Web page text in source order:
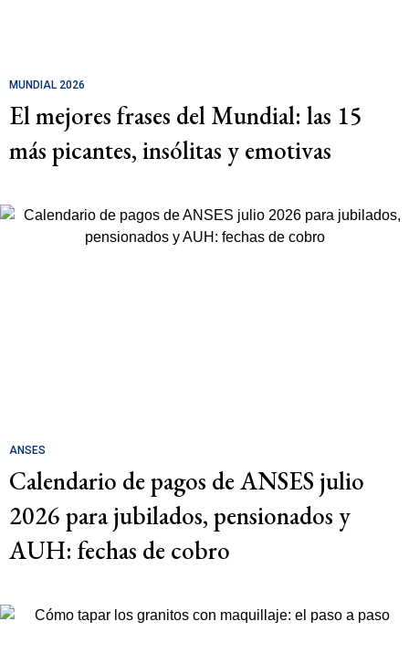
MUNDIAL 2026
El mejores frases del Mundial: las 15
más picantes, insólitas y emotivas
ANSES
Calendario de pagos de ANSES julio
2026 para jubilados, pensionados y
AUH: fechas de cobro